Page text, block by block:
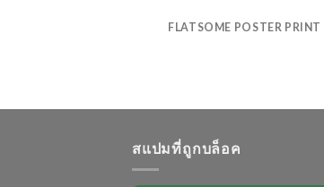
FLATSOME POSTER PRINT
สแปมที่ถูกบล็อค